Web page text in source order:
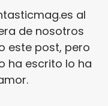
al
de nosotros
este post, pero
ha escrito lo ha